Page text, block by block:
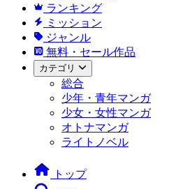
ランキング
ミッション
ジャンル
無料・セール作品
カテゴリ
総合
少年・青年マンガ
少女・女性マンガ
オトナマンガ
ライトノベル
トップ